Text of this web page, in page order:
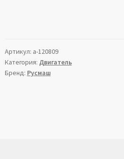
Артикул: a-120809
Категория: Двигатель
Бренд: Русмаш